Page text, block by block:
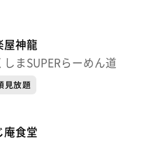
屋神龍
しまSUPERらーめん道
見放題
庵食堂